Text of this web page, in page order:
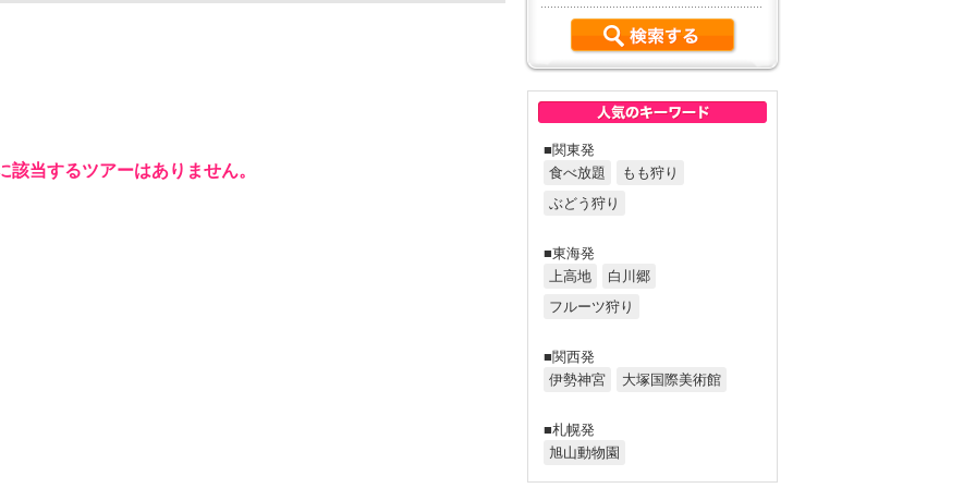
■関東発
食べ放題
もも狩り
ぶどう狩り
■東海発
上高地
白川郷
フルーツ狩り
■関西発
伊勢神宮
大塚国際美術館
■札幌発
旭山動物園
該当するツアーはありません。